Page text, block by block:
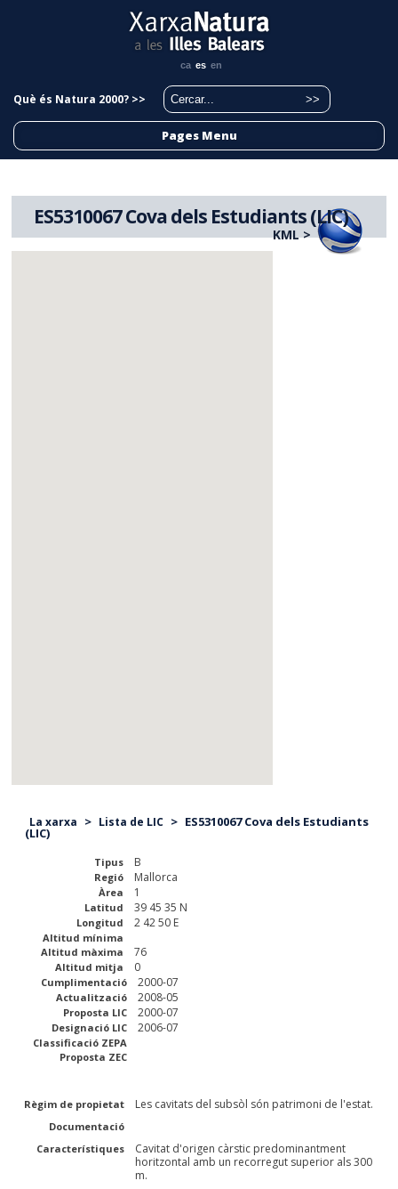
ca es en
Què és Natura 2000? >>
Pages Menu
ES5310067 Cova dels Estudiants (LIC)
KML >
La xarxa > Lista de LIC > ES5310067 Cova dels Estudiants
(LIC)
Tipus B
Regió Mallorca
Àrea 1
Latitud 39 45 35 N
Longitud 2 42 50 E
Altitud mínima
Altitud màxima
76
Altitud mitja 0
Cumplimentació 2000-07
Actualització 2008-05
Proposta LIC 2000-07
Designació LIC 2006-07
Classificació ZEPA
Proposta ZEC
Règim de propietat Les cavitats del subsòl són patrimoni de l'estat.
Documentació
Característiques
Cavitat d'origen càrstic predominantment
horitzontal amb un recorregut superior als 300
m.